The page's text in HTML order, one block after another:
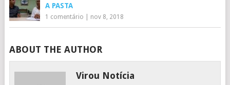
A PASTA
1 comentário nov 8, 2018
ABOUT THE AUTHOR
Virou Notícia